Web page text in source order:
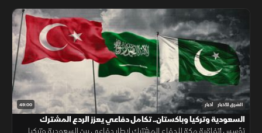
49:00 الشرق للأخبار أخبار
السعودية وتركيا وباكستان.. تكامل دفاعي يعزز الردع المشترك